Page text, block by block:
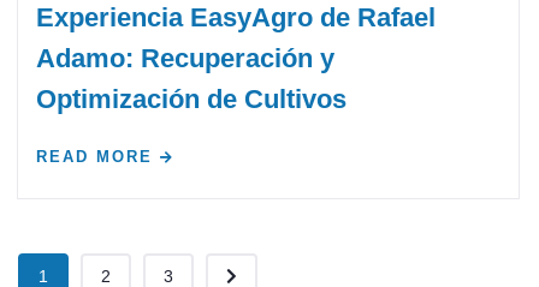
Experiencia EasyAgro de Rafael
Adamo: Recuperación y
Optimización de Cultivos
READ MORE
1 2 3